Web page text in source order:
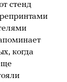
стенд
когда